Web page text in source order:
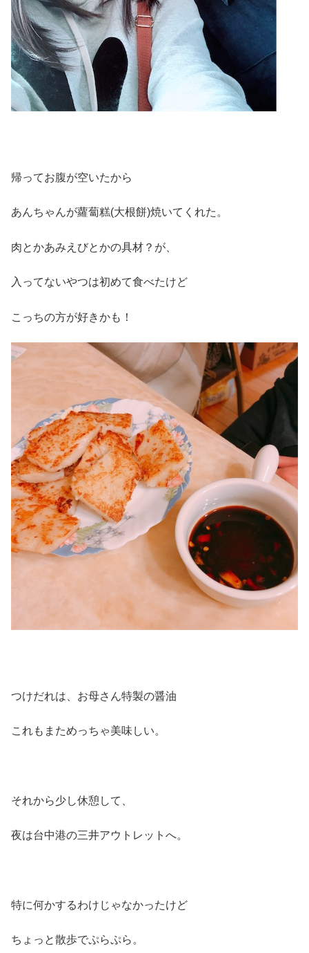
帰ってお腹が空いたから
あんちゃんが蘿蔔糕(大根餅)焼いてくれた。
肉とかあみえびとかの具材？が、
入ってないやつは初めて食べたけど
こっちの方が好きかも！
つけだれは、お母さん特製の醤油
これもまためっちゃ美味しい。
それから少し休憩して、
夜は台中港の三井アウトレットへ。
特に何かするわけじゃなかったけど
ちょっと散歩でぷらぷら。